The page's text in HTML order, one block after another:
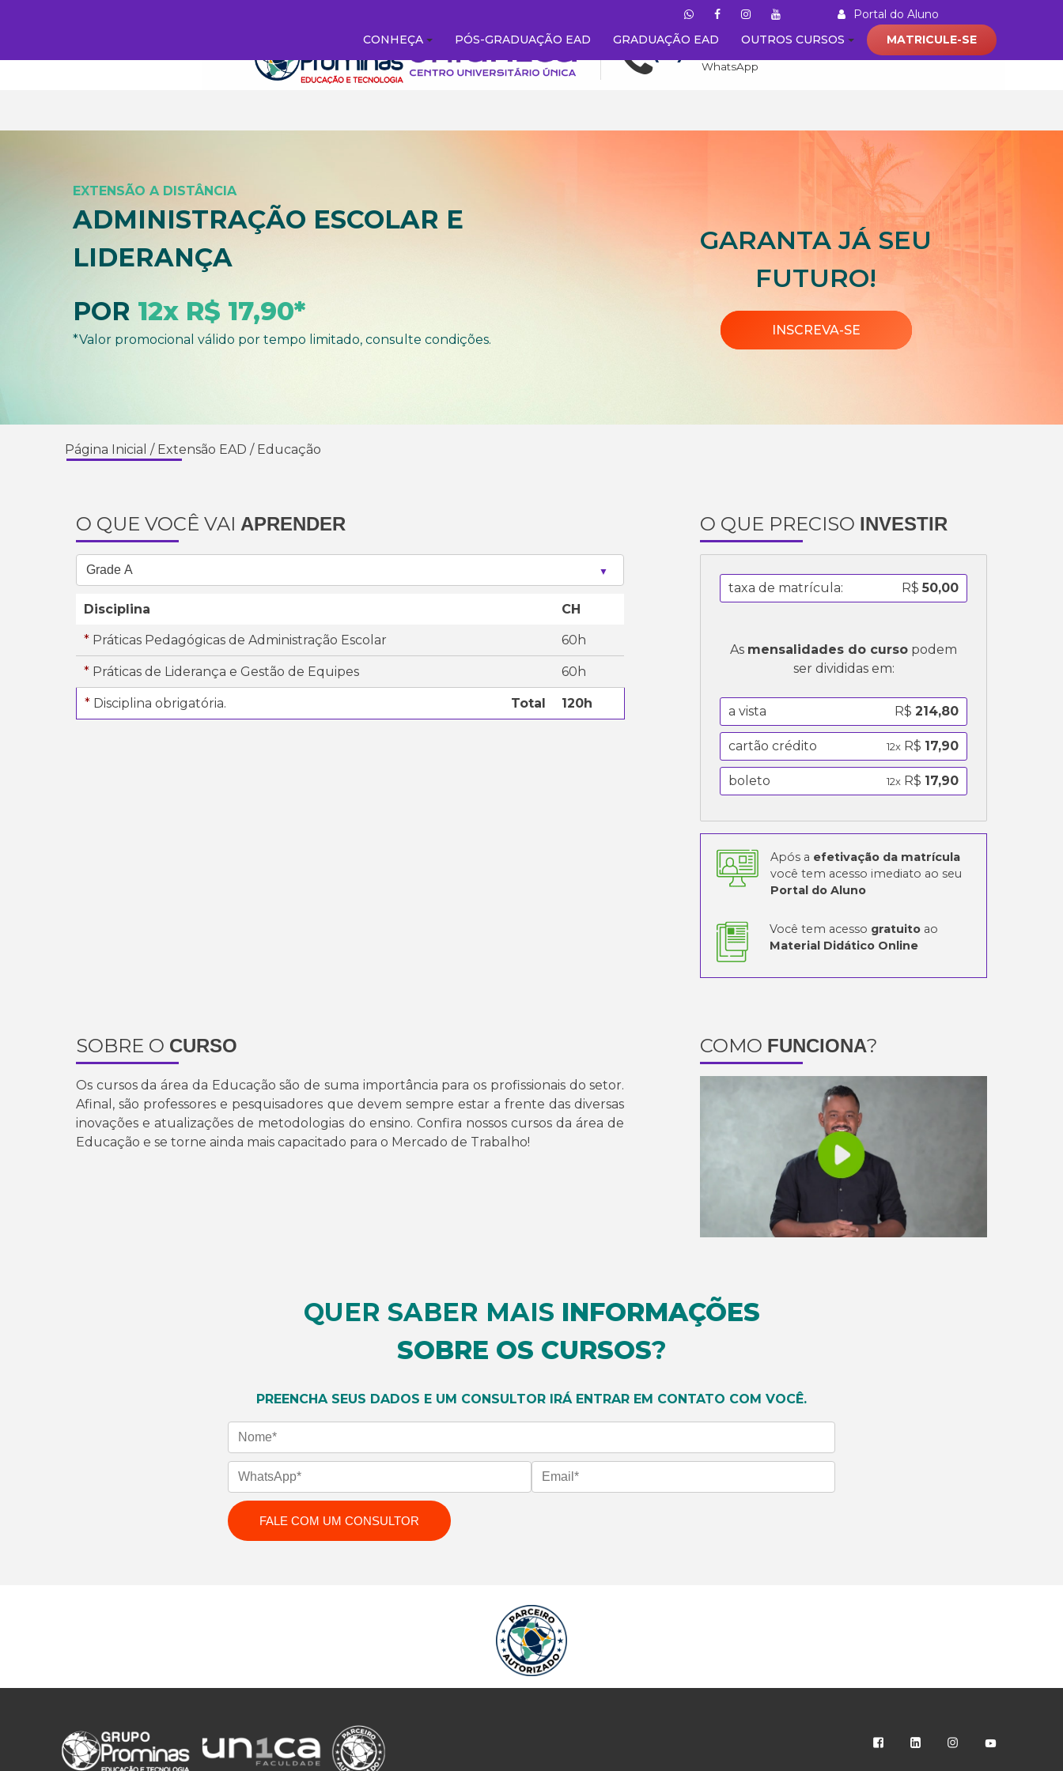
Portal do Aluno
(21) 92000 - 8469
CONHEÇA PÓS-GRADUAÇÃO EAD GRADUAÇÃO EAD OUTROS CURSOS MATRICULE-SE
EXTENSÃO A DISTÂNCIA
ADMINISTRAÇÃO ESCOLAR E
LIDERANÇA
POR 12x R$ 17,90*
*Valor promocional válido por tempo limitado, consulte condições.
GARANTA JÁ SEU
FUTURO!
INSCREVA-SE
Página Inicial / Extensão EAD / Educação
O QUE VOCÊ VAI APRENDER
Disciplina CH
* Práticas Pedagógicas de Administração Escolar 60h
* Práticas de Liderança e Gestão de Equipes 60h
* Disciplina obrigatória. Total 120h
O QUE PRECISO INVESTIR
taxa de matrícula: R$ 50,00
As mensalidades do curso podem
ser divididas em:
a vista R$ 214,80
cartão crédito 12xR$ 17,90
boleto 12xR$ 17,90
Após a efetivação da matrícula
você tem acesso imediato ao seu
Portal do Aluno
Você tem acesso gratuito ao
Material Didático Online
SOBRE O CURSO
Os cursos da área da Educação são de suma importância para os profissionais do setor.
Afinal, são professores e pesquisadores que devem sempre estar a frente das diversas
inovações e atualizações de metodologias do ensino. Confira nossos cursos da área de
Educação e se torne ainda mais capacitado para o Mercado de Trabalho!
COMO FUNCIONA?
QUER SABER MAIS INFORMAÇÕES
SOBRE OS CURSOS?
PREENCHA SEUS DADOS E UM CONSULTOR IRÁ ENTRAR EM CONTATO COM VOCÊ.
Nome
WhatsApp
Email
FALE COM UM CONSULTOR